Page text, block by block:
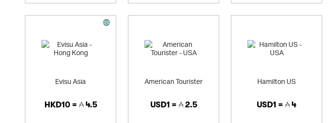
Evisu Asia
HKD10 = 4.5
American Tourister
USD1 = 2.5
Hamilton US
USD1 = 4